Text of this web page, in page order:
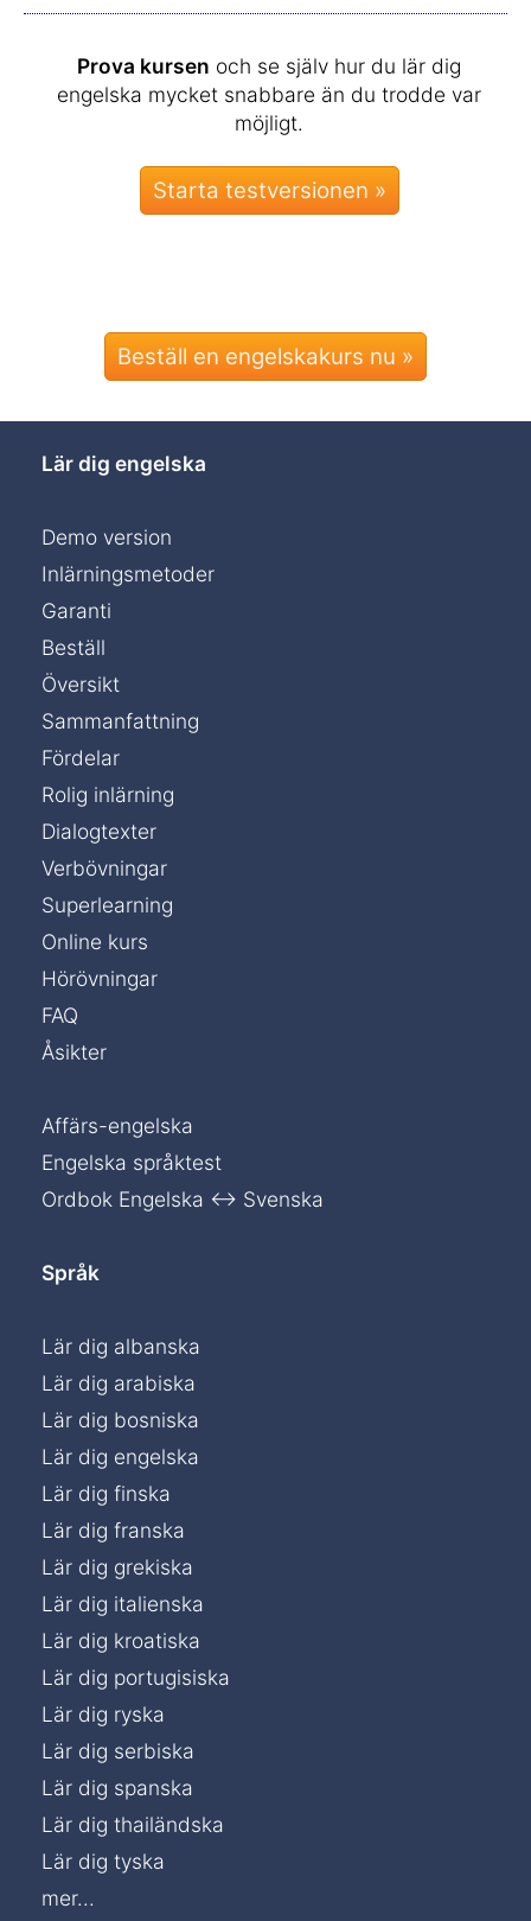
Prova kursen och se själv hur du lär dig
engelska mycket snabbare än du trodde var
möjligt.
Beställ en engelskakurs nu »
Lär dig engelska
Demo version
Inlärningsmetoder
Garanti
Beställ
Översikt
Sammanfattning
Fördelar
Rolig inlärning
Dialogtexter
Verbövningar
Superlearning
Online kurs
Hörövningar
FAQ
Åsikter
Affärs-engelska
Engelska språktest
Ordbok Engelska ↔ Svenska
Språk
Lär dig albanska
Lär dig arabiska
Lär dig bosniska
Lär dig engelska
Lär dig finska
Lär dig franska
Lär dig grekiska
Lär dig italienska
Lär dig kroatiska
Lär dig portugisiska
Lär dig ryska
Lär dig serbiska
Lär dig spanska
Lär dig thailändska
Lär dig tyska
mer...